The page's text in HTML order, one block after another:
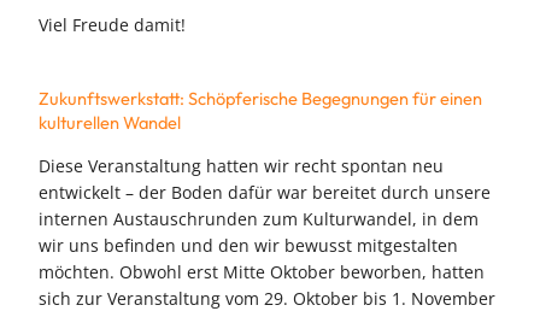
Viel Freude damit!
Zukunftswerkstatt: Schöpferische Begegnungen für einen
kulturellen Wandel
Diese Veranstaltung hatten wir recht spontan neu
entwickelt – der Boden dafür war bereitet durch unsere
internen Austauschrunden zum Kulturwandel, in dem
wir uns befinden und den wir bewusst mitgestalten
möchten. Obwohl erst Mitte Oktober beworben, hatten
sich zur Veranstaltung vom 29. Oktober bis 1. November